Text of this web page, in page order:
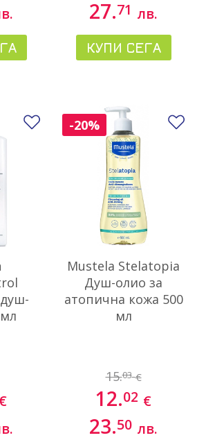
27.71 лв.
КУПИ СЕГА
€
Добави в любими
Mustela Stelatopia
Душ-олио за
атопична кожа 500
мл
15.03 €
12.02 €
23.50 лв.
-20%